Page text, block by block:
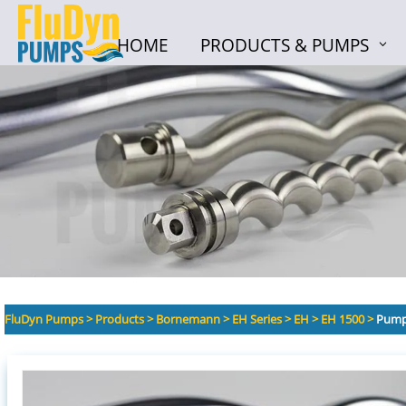
HOME PRODUCTS & PUMPS
HOME PRODUCTS & PUMPS
FluDyn Pumps>Products>Bornemann>EH Series>EH >EH 1500>